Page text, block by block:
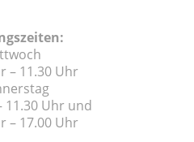
– 11.30 Uhr
11.30 Uhr und
– 17.00 Uhr